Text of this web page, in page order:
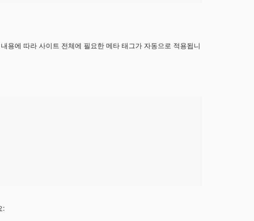
용에 따라 사이트 전체에 필요한 메타 태그가 자동으로 적용됩니
: